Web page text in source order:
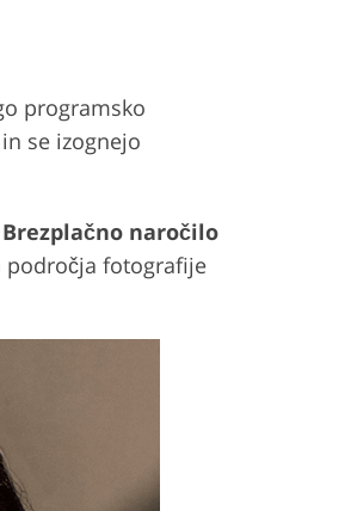
programsko
se izognejo
Brezplačno naročilo
področja fotografije